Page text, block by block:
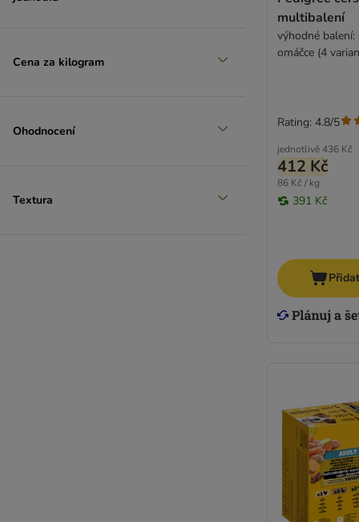
Cena za kilogram
Ohodnocení
Textura
multibalení
výhodné balení:
omáčce (4
jednotlivě436 Kč
412 Kč
86 Kč / kg
391 Kč
Rating: 4.8/5